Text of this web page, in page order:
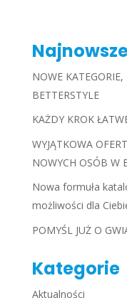
NOWE
BETTERSTYLE
KAŻDY KROK
WYJĄTKOWA
NOWYCH OSÓB W
Nowa formuła
możliwości dla
POMYŚL JUŻ O
Kategorie
Aktualności